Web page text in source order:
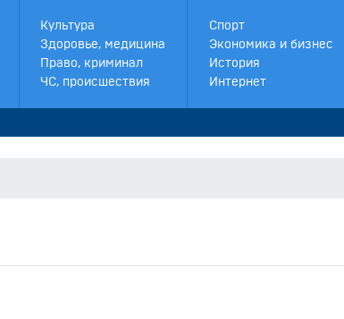
Культура
Здоровье, медицина
Право, криминал
ЧС, происшествия
Спорт
Экономика и бизнес
История
Интернет